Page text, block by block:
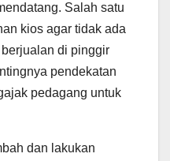
Salah satu
kios agar tidak ada
di pinggir
pendekatan
pedagang untuk
dan lakukan